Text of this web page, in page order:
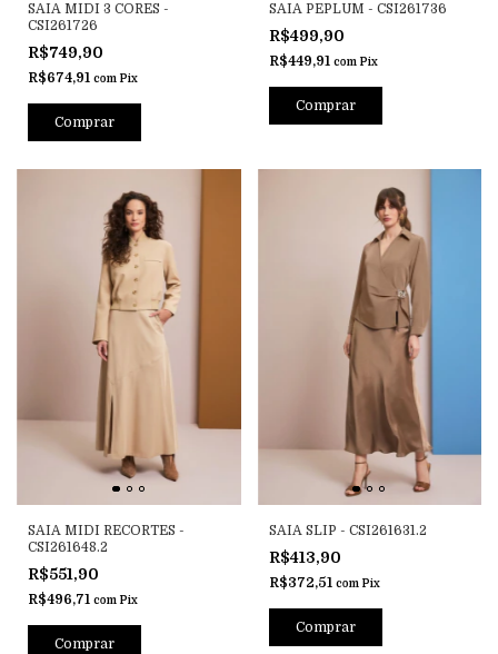
SAIA MIDI 3 CORES -
CSI261726
R$749,90
R$674,91 com Pix
Comprar
SAIA PEPLUM - CSI261736
R$499,90
R$449,91 com Pix
Comprar
SAIA MIDI RECORTES -
CSI261648.2
R$551,90
R$496,71 com Pix
Comprar
SAIA SLIP - CSI261631.2
R$413,90
R$372,51 com Pix
Comprar